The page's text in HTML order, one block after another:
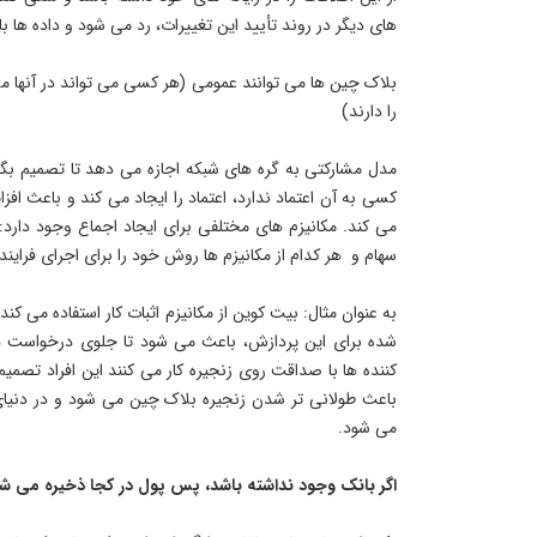
های دیگر در روند تأیید این تغییرات، رد می شود و داده
بلاک چین ها می توانند عمومی (هر کسی می تواند در
را دارند)
مدل مشارکتی به گره های شبکه اجازه می دهد تا تصمیم
کسی به آن اعتماد ندارد، اعتماد را ایجاد می کند و باعث
می کند. مکانیزم های مختلفی برای ایجاد اجماع وجود
سهام و  هر کدام از مکانیزم ها روش خود را برای اجرای
به عنوان مثال: بیت کوین از مکانیزم اثبات کار استفاده
کننده ها با صداقت روی زنجیره کار می کنند این افراد
باعث طولانی تر شدن زنجیره بلاک چین می شود و در
می شود.
اگر بانک وجود نداشته باشد، پس پول در کجا ذخیره می